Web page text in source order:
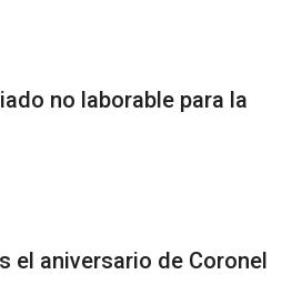
no laborable para la
el aniversario de Coronel